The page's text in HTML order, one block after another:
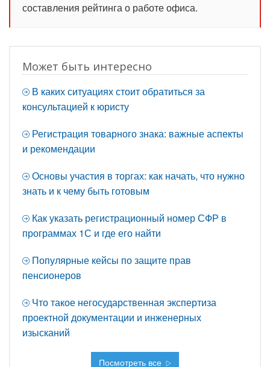
составления рейтинга о работе офиса.
Может быть интересно
В каких ситуациях стоит обратиться за
консультацией к юристу
Регистрация товарного знака: важные аспекты
и рекомендации
Основы участия в торгах: как начать, что нужно
знать и к чему быть готовым
Как указать регистрационный номер СФР в
программах 1С и где его найти
Популярные кейсы по защите прав
пенсионеров
Что такое негосударственная экспертиза
проектной документации и инженерных
изысканий
Посмотреть все